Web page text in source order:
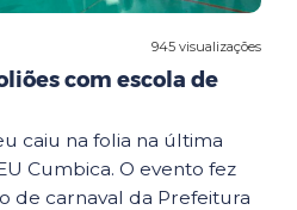
945 visualizações
com escola de
caiu na folia na última
Cumbica. O evento fez
de carnaval da Prefeitura